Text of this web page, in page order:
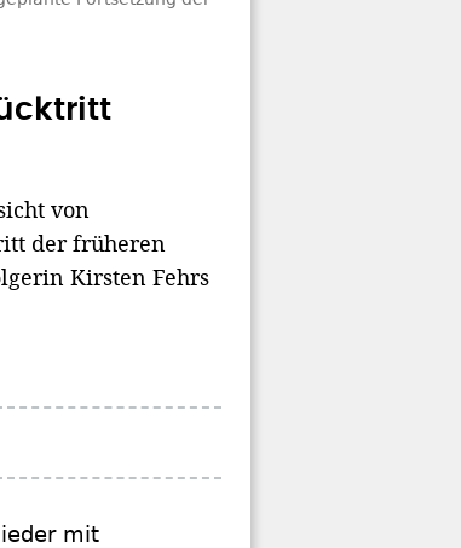
von
der früheren
Kirsten Fehrs
mit